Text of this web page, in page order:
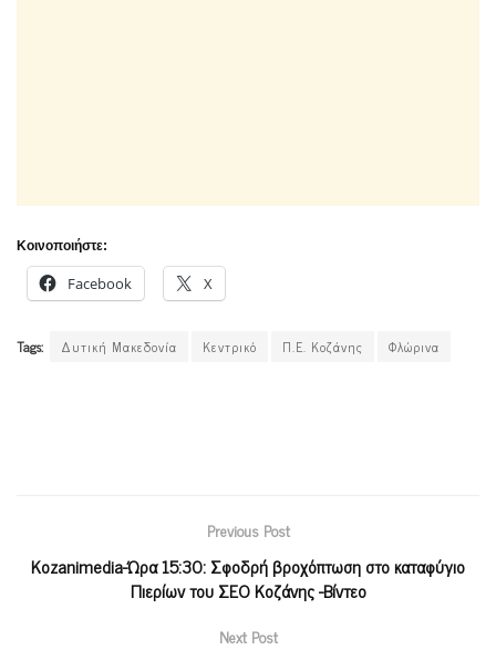
Κοινοποιήστε:
Facebook X
Tags: Δυτική Μακεδονία Κεντρικό Π.Ε. Κοζάνης Φλώρινα
Previous Post
Kozanimedia-Ώρα 15:30: Σφοδρή βροχόπτωση στο καταφύγιο
Πιερίων του ΣΕΟ Κοζάνης -Βίντεο
Next Post